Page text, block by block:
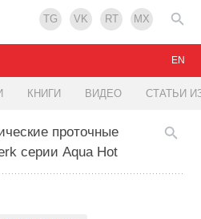
TG VK RT MX
КНИГИ ВИДЕО СТАТЬИ
EN
проточные
серии Aqua Hot